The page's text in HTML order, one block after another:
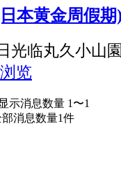
本黄金周假期
光临丸久小山
览
示消息数量 1〜1
部消息数量1件